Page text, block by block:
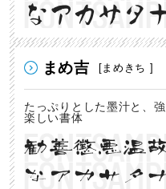
なアカサタ
まめ吉 [まめきち ]
たっぷりとした墨汁と、
楽しい書体
勧善懲悪温
なアカサタ